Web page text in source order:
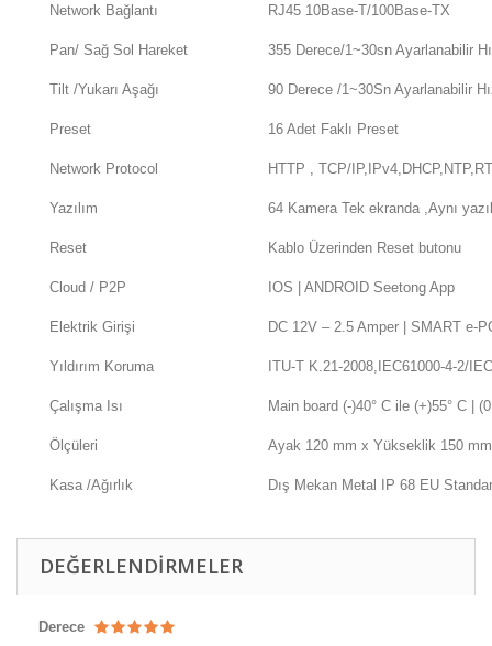
Network Bağlantı RJ45 10Base-T/100Base-TX
Pan/ Sağ Sol Hareket 355 Derece/1~30sn Ayarlanabilir
Tilt /Yukarı Aşağı 90 Derece /1~30Sn Ayarlanabilir
Preset 16 Adet Faklı Preset
Network Protocol HTTP , TCP/
Yazılım 64 Kamera Tek ekranda ,Aynı
Reset Kablo Üzerinden Reset butonu
Cloud / P2P IOS | ANDROID Seetong App
Elektrik Girişi DC 12V – 2.5 Amper | SMART e-
Yıldırım Koruma ITU-T K.21-2008,IEC61000-4-2/
Çalışma Isı Main board (-)40° C ile (+)55° C |
Ölçüleri Ayak 120 mm x Yükseklik 150
Kasa /Ağırlık Dış Mekan Metal IP 68 EU
DEĞERLENDIRMELER
Derece